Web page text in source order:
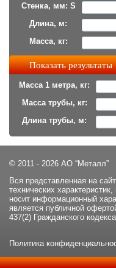
Стенка, мм: S
Длина, м:
Масса, кг:
Масса 1 метра, кг:
Масса трубы, кг:
Длина трубы, м:
© 2011 - 2026 АО “Металл”
Вся представленная на
технических
носит информационный
является публичной
437(2) Гражданского
Политика